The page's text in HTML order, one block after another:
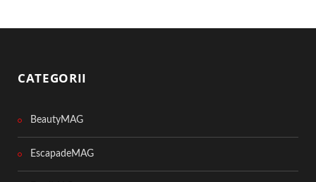
CATEGORII
BeautyMAG
EscapadeMAG